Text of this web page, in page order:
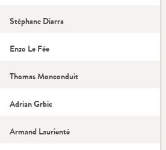
Stéphane Diarra
Enzo Le Fée
Thomas Monconduit
Adrian Grbic
Armand Laurienté